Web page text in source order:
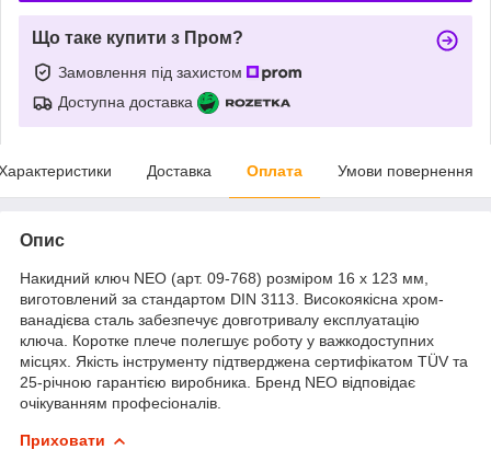
Що таке купити з Пром?
Замовлення під захистом
Доступна доставка
Доставка Оплата Умови повернення
Опис
Накидний ключ NEO (арт. 09-768) розміром 16 х 123 мм,
виготовлений за стандартом DIN 3113. Високоякісна хром-
ванадієва сталь забезпечує довготривалу експлуатацію
ключа. Коротке плече полегшує роботу у важкодоступних
місцях. Якість інструменту підтверджена сертифікатом TÜV та
25-річною гарантією виробника. Бренд NEO відповідає
очікуванням професіоналів.
Приховати